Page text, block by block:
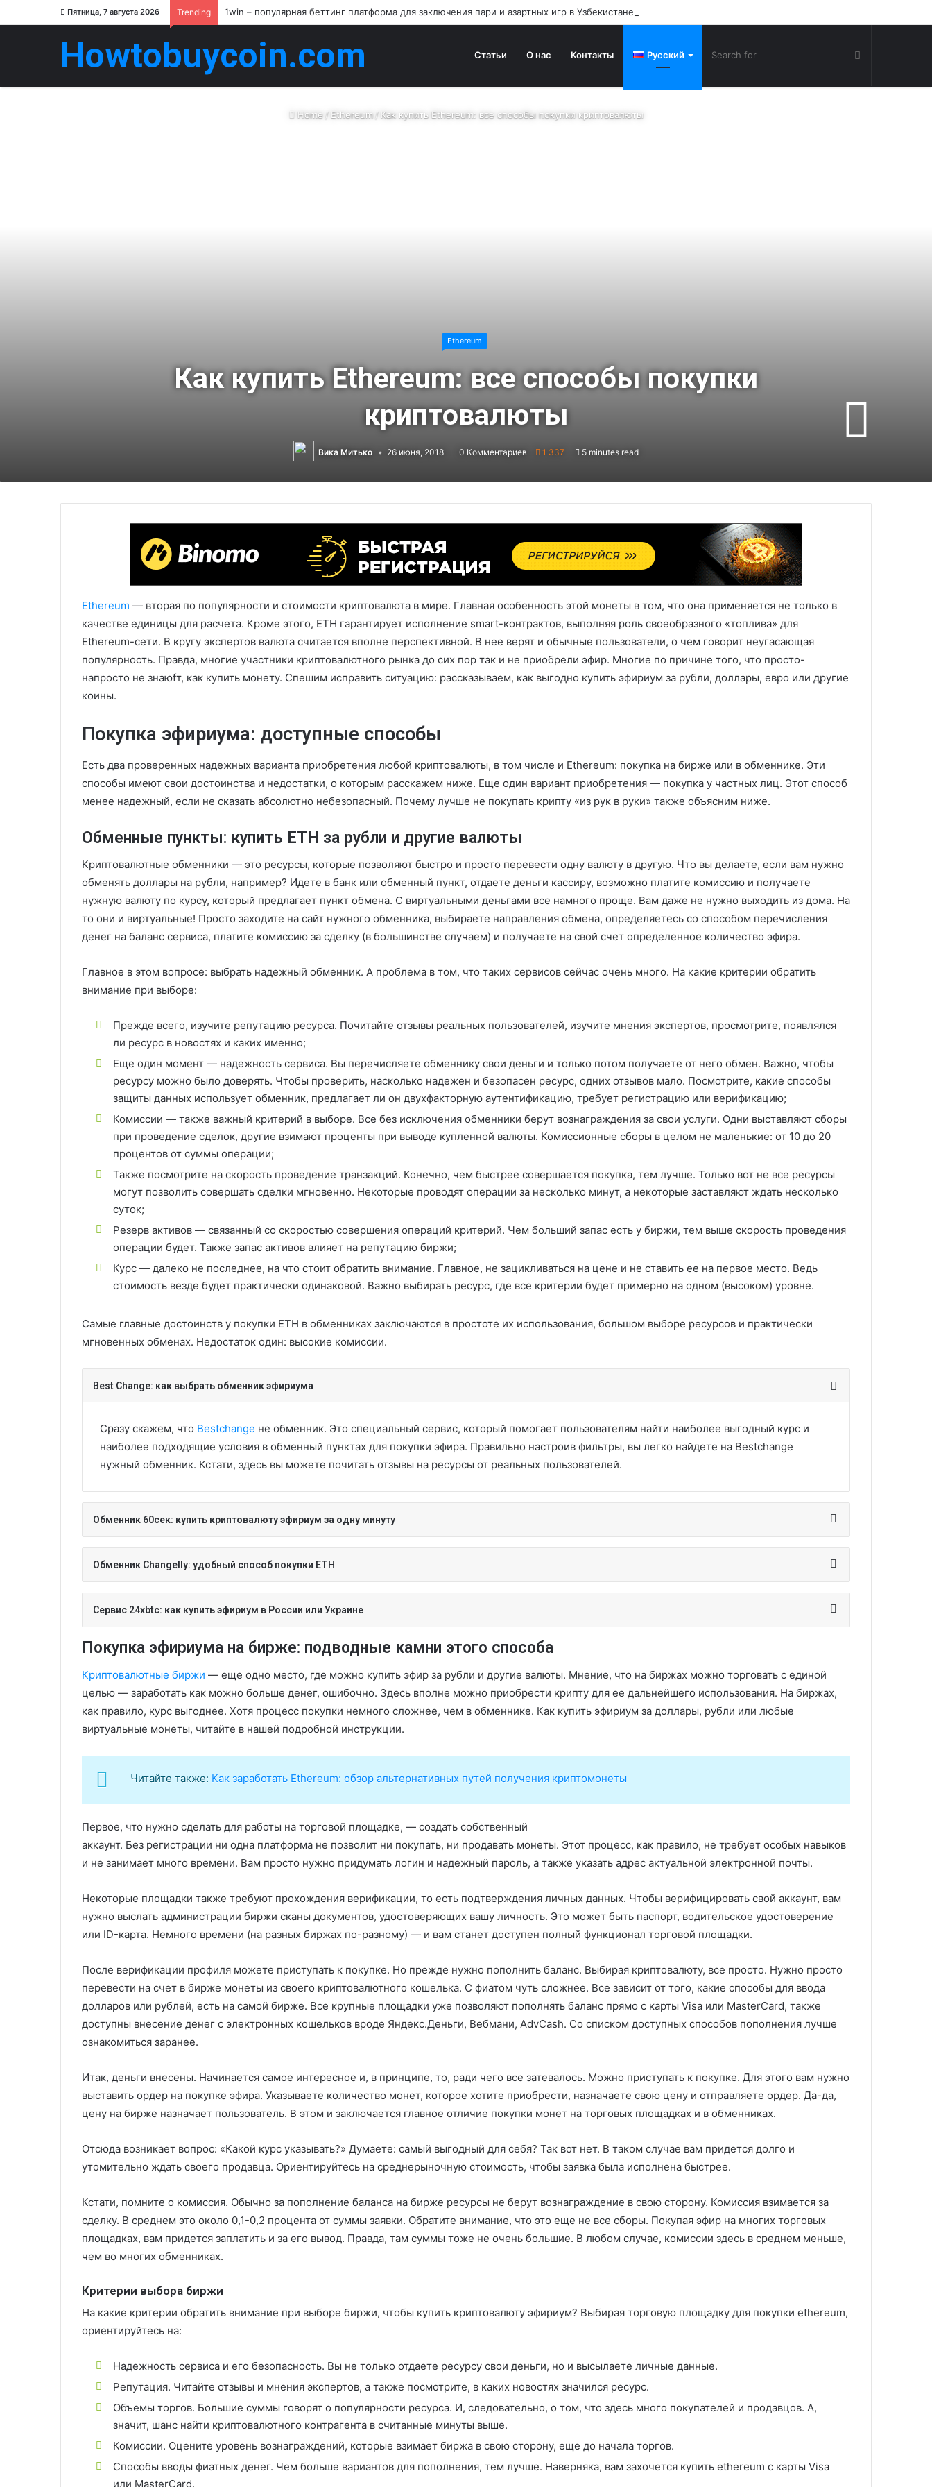
Пятница, 7 августа 2026 Trending 1win – популярная беттинг платформа для заключения пари и азартных игр в Узбекистане
Howtobuycoin.com Статьи О нас Контакты Русский
Home / Ethereum / Как купить Ethereum: все способы покупки криптовалюты
Ethereum
Как купить Ethereum: все способы покупки
криптовалюты
Вика Митько 26 июня, 2018 0 Комментариев 1 337 5 minutes read
Ethereum — вторая по популярности и стоимости криптовалюта в мире. Главная особенность этой монеты в том, что она применяется не только в
качестве единицы для расчета. Кроме этого, ETH гарантирует исполнение smart-контрактов, выполняя роль своеобразного «топлива» для
Ethereum-сети. В кругу экспертов валюта считается вполне перспективной. В нее верят и обычные пользователи, о чем говорит неугасающая
популярность. Правда, многие участники криптовалютного рынка до сих пор так и не приобрели эфир. Многие по причине того, что просто-
напросто не знаюfт, как купить монету. Спешим исправить ситуацию: рассказываем, как выгодно купить эфириум за рубли, доллары, евро или другие
коины.
Покупка эфириума: доступные способы
Есть два проверенных надежных варианта приобретения любой криптовалюты, в том числе и Ethereum: покупка на бирже или в обменнике. Эти
способы имеют свои достоинства и недостатки, о которым расскажем ниже. Еще один вариант приобретения — покупка у частных лиц. Этот способ
менее надежный, если не сказать абсолютно небезопасный. Почему лучше не покупать крипту «из рук в руки» также объясним ниже.
Обменные пункты: купить ETH за рубли и другие валюты
Криптовалютные обменники — это ресурсы, которые позволяют быстро и просто перевести одну валюту в другую. Что вы делаете, если вам нужно
обменять доллары на рубли, например? Идете в банк или обменный пункт, отдаете деньги кассиру, возможно платите комиссию и получаете
нужную валюту по курсу, который предлагает пункт обмена. С виртуальными деньгами все намного проще. Вам даже не нужно выходить из дома. На
то они и виртуальные! Просто заходите на сайт нужного обменника, выбираете направления обмена, определяетесь со способом перечисления
денег на баланс сервиса, платите комиссию за сделку (в большинстве случаем) и получаете на свой счет определенное количество эфира.
Главное в этом вопросе: выбрать надежный обменник. А проблема в том, что таких сервисов сейчас очень много. На какие критерии обратить
внимание при выборе:
Прежде всего, изучите репутацию ресурса. Почитайте отзывы реальных пользователей, изучите мнения экспертов, просмотрите, появлялся
ли ресурс в новостях и каких именно;
Еще один момент — надежность сервиса. Вы перечисляете обменнику свои деньги и только потом получаете от него обмен. Важно, чтобы
ресурсу можно было доверять. Чтобы проверить, насколько надежен и безопасен ресурс, одних отзывов мало. Посмотрите, какие способы
защиты данных использует обменник, предлагает ли он двухфакторную аутентификацию, требует регистрацию или верификацию;
Комиссии — также важный критерий в выборе. Все без исключения обменники берут вознаграждения за свои услуги. Одни выставляют сборы
при проведение сделок, другие взимают проценты при выводе купленной валюты. Комиссионные сборы в целом не маленькие: от 10 до 20
процентов от суммы операции;
Также посмотрите на скорость проведение транзакций. Конечно, чем быстрее совершается покупка, тем лучше. Только вот не все ресурсы
могут позволить совершать сделки мгновенно. Некоторые проводят операции за несколько минут, а некоторые заставляют ждать несколько
суток;
Резерв активов — связанный со скоростью совершения операций критерий. Чем больший запас есть у биржи, тем выше скорость проведения
операции будет. Также запас активов влияет на репутацию биржи;
Курс — далеко не последнее, на что стоит обратить внимание. Главное, не зацикливаться на цене и не ставить ее на первое место. Ведь
стоимость везде будет практически одинаковой. Важно выбирать ресурс, где все критерии будет примерно на одном (высоком) уровне.
Самые главные достоинств у покупки ETH в обменниках заключаются в простоте их использования, большом выборе ресурсов и практически
мгновенных обменах. Недостаток один: высокие комиссии.
Best Change: как выбрать обменник эфириума
Сразу скажем, что Bestchange не обменник. Это специальный сервис, который помогает пользователям найти наиболее выгодный курс и
наиболее подходящие условия в обменный пунктах для покупки эфира. Правильно настроив фильтры, вы легко найдете на Bestchange
нужный обменник. Кстати, здесь вы можете почитать отзывы на ресурсы от реальных пользователей.
Обменник 60сек: купить криптовалюту эфириум за одну минуту
Обменник Changelly: удобный способ покупки ETH
Сервис 24xbtc: как купить эфириум в России или Украине
Покупка эфириума на бирже: подводные камни этого способа
Криптовалютные биржи — еще одно место, где можно купить эфир за рубли и другие валюты. Мнение, что на биржах можно торговать с единой
целью — заработать как можно больше денег, ошибочно. Здесь вполне можно приобрести крипту для ее дальнейшего использования. На биржах,
как правило, курс выгоднее. Хотя процесс покупки немного сложнее, чем в обменнике. Как купить эфириум за доллары, рубли или любые
виртуальные монеты, читайте в нашей подробной инструкции.
Читайте также: Как заработать Ethereum: обзор альтернативных путей получения криптомонеты
Первое, что нужно сделать для работы на торговой площадке, — создать собственный
аккаунт. Без регистрации ни одна платформа не позволит ни покупать, ни продавать монеты. Этот процесс, как правило, не требует особых навыков
и не занимает много времени. Вам просто нужно придумать логин и надежный пароль, а также указать адрес актуальной электронной почты.
Некоторые площадки также требуют прохождения верификации, то есть подтверждения личных данных. Чтобы верифицировать свой аккаунт, вам
нужно выслать администрации биржи сканы документов, удостоверяющих вашу личность. Это может быть паспорт, водительское удостоверение
или ID-карта. Немного времени (на разных биржах по-разному) — и вам станет доступен полный функционал торговой площадки.
После верификации профиля можете приступать к покупке. Но прежде нужно пополнить баланс. Выбирая криптовалюту, все просто. Нужно просто
перевести на счет в бирже монеты из своего криптовалютного кошелька. С фиатом чуть сложнее. Все зависит от того, какие способы для ввода
долларов или рублей, есть на самой бирже. Все крупные площадки уже позволяют пополнять баланс прямо с карты Visa или MasterCard, также
доступны внесение денег с электронных кошельков вроде Яндекс.Деньги, Вебмани, AdvCash. Со списком доступных способов пополнения лучше
ознакомиться заранее.
Итак, деньги внесены. Начинается самое интересное и, в принципе, то, ради чего все затевалось. Можно приступать к покупке. Для этого вам нужно
выставить ордер на покупке эфира. Указываете количество монет, которое хотите приобрести, назначаете свою цену и отправляете ордер. Да-да,
цену на бирже назначает пользователь. В этом и заключается главное отличие покупки монет на торговых площадках и в обменниках.
Отсюда возникает вопрос: «Какой курс указывать?» Думаете: самый выгодный для себя? Так вот нет. В таком случае вам придется долго и
утомительно ждать своего продавца. Ориентируйтесь на среднерыночную стоимость, чтобы заявка была исполнена быстрее.
Кстати, помните о комиссия. Обычно за пополнение баланса на бирже ресурсы не берут вознаграждение в свою сторону. Комиссия взимается за
сделку. В среднем это около 0,1-0,2 процента от суммы заявки. Обратите внимание, что это еще не все сборы. Покупая эфир на многих торговых
площадках, вам придется заплатить и за его вывод. Правда, там суммы тоже не очень большие. В любом случае, комиссии здесь в среднем меньше,
чем во многих обменниках.
Критерии выбора биржи
На какие критерии обратить внимание при выборе биржи, чтобы купить криптовалюту эфириум? Выбирая торговую площадку для покупки ethereum,
ориентируйтесь на:
Надежность сервиса и его безопасность. Вы не только отдаете ресурсу свои деньги, но и высылаете личные данные.
Репутация. Читайте отзывы и мнения экспертов, а также посмотрите, в каких новостях значился ресурс.
Объемы торгов. Большие суммы говорят о популярности ресурса. И, следовательно, о том, что здесь много покупателей и продавцов. А,
значит, шанс найти криптовалютного контрагента в считанные минуты выше.
Комиссии. Оцените уровень вознаграждений, которые взимает биржа в свою сторону, еще до начала торгов.
Способы вводы фиатных денег. Чем больше вариантов для пополнения, тем лучше. Наверняка, вам захочется купить ethereum с карты Visa
или MasterCard.